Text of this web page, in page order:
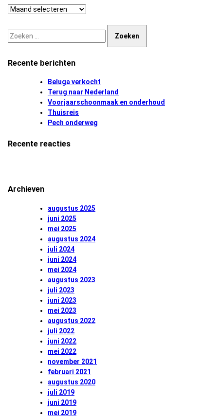
Archief
Zoeken naar:
Recente berichten
Beluga verkocht
Terug naar Nederland
Voorjaarschoonmaak en onderhoud
Thuisreis
Pech onderweg
Recente reacties
Archieven
augustus 2025
juni 2025
mei 2025
augustus 2024
juli 2024
juni 2024
mei 2024
augustus 2023
juli 2023
juni 2023
mei 2023
augustus 2022
juli 2022
juni 2022
mei 2022
november 2021
februari 2021
augustus 2020
juli 2019
juni 2019
mei 2019